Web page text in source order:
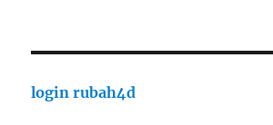
login rubah4d